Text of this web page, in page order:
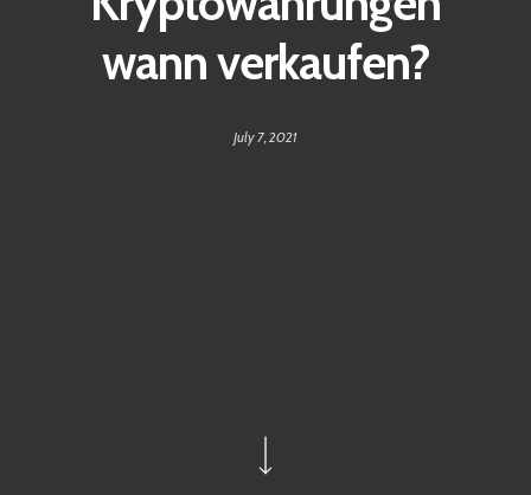
wann verkaufen?
July 7, 2021